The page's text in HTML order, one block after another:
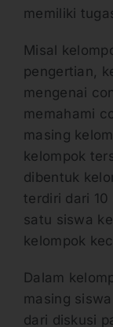
memiliki
Misal
pengertian,
mengenai
memahami
masing
kelompok
dibentuk
terdiri dari
satu siswa
kelompok
Dalam
masing
dari diskusi